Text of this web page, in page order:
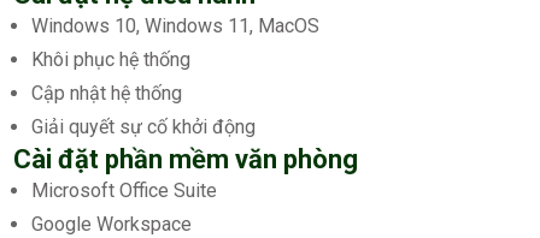
Windows 10, Windows 11, MacOS
Khôi phục hệ thống
Cập nhật hệ thống
Giải quyết sự cố khởi động
Cài đặt phần mềm văn phòng
Microsoft Office Suite
Google Workspace